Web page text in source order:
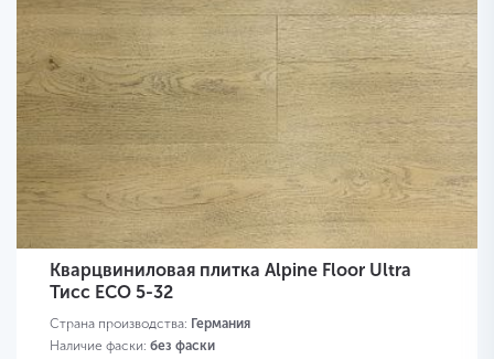
Кварцвиниловая плитка Alpine Floor Ultra
Тисс ЕСО 5-32
Страна производства: Германия
Наличие фаски: без фаски